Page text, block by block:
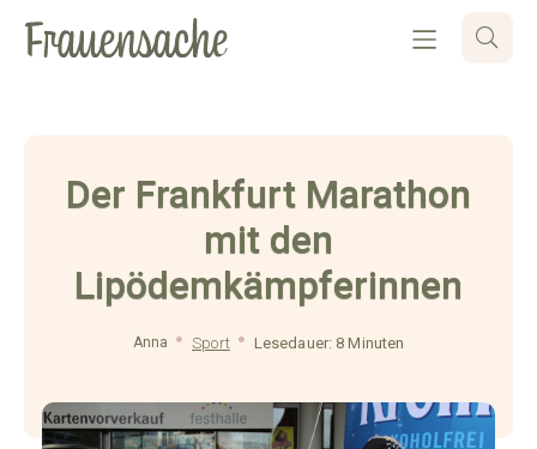
Der Frankfurt Marathon
mit den
Lipödemkämpferinnen
Anna Sport Lesedauer: 8 Minuten